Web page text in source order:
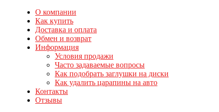
О компании
Как купить
Доставка и оплата
Обмен и возврат
Информация
Условия продажи
Часто задаваемые вопросы
Как подобрать заглушки на диски
Как удалить царапины на авто
Контакты
Отзывы